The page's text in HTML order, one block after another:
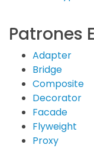
Patrones
Adapter
Bridge
Composite
Decorator
Facade
Flyweight
Proxy